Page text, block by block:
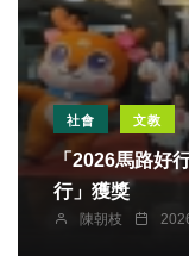
社會 文教
「2026馬路好
行」獲獎
陳朝枝